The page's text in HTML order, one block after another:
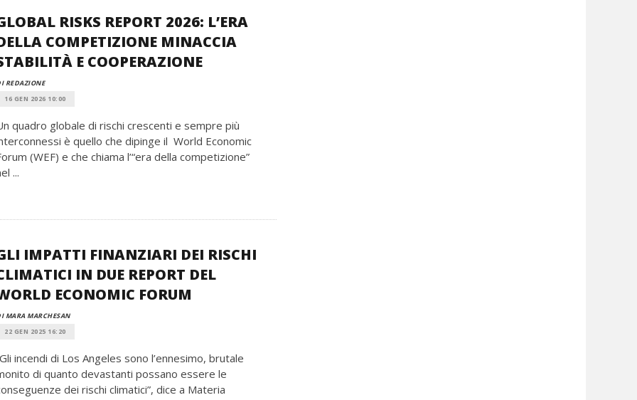
RISKS REPORT 2026: L’ERA
COMPETIZIONE MINACCIA
E COOPERAZIONE
REDAZIONE
16 GEN 2026 10:00
quadro globale di rischi crescenti e sempre più
è quello che dipinge il World Economic
(WEF) e che chiama l’“era della competizione”
...
IMPATTI FINANZIARI DEI RISCHI
IN DUE REPORT DEL
ECONOMIC FORUM
MARA MARCHESAN
22 GEN 2025 16:20
incendi di Los Angeles sono l’ennesimo, brutale
di quanto devastanti possano essere le
dei rischi climatici”, dice a Materia